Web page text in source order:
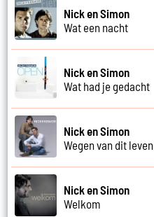
Nick en Simon
Wat een nacht
Nick en Simon
Wat had je gedacht
Nick en Simon
Wegen van dit leven
Nick en Simon
Welkom